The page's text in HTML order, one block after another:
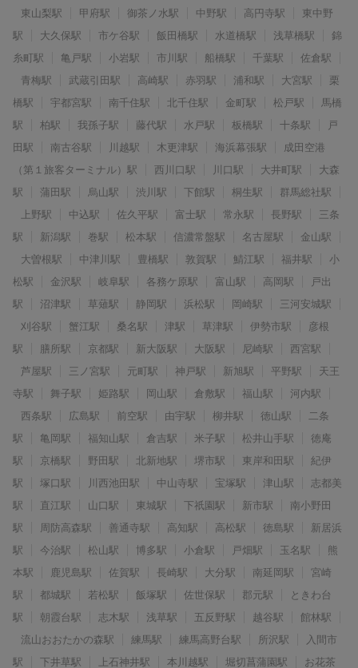
東山梨駅
甲府駅 御茶ノ水駅 中野駅 高円寺駅
東中野
駅
大久保駅 市ケ谷駅 飯田橋駅 水道橋駅 浅草橋駅
錦
糸町駅
亀戸駅 小岩駅 市川駅 船橋駅 千葉駅
佐倉駅
青梅駅
武蔵引田駅 高崎駅 赤羽駅 浦和駅 大宮駅
栗
橋駅
宇都宮駅 南千住駅 北千住駅 金町駅 松戸駅
馬橋
駅
柏駅 我孫子駅 藤代駅 水戸駅 板橋駅 十条駅
戸
田駅
南古谷駅 川越駅 木更津駅 海浜幕張駅
成田空港
（第１旅客ターミナル）駅
西川口駅 川口駅 大井町駅
大森
駅
蒲田駅 烏山駅 渋川駅 下館駅 桐生駅
群馬総社駅
上野駅
中込駅 佐久平駅 富士駅 常永駅 長野駅
三条
駅
新潟駅 巻駅 松本駅 信濃常盤駅 名古屋駅
金山駅
大曽根駅
中津川駅 豊橋駅 敦賀駅 鯖江駅 福井駅
小
松駅
金沢駅 岐阜駅 各務ケ原駅 富山駅 高岡駅
戸出
駅
沼津駅 草薙駅 静岡駅 浜松駅 岡崎駅
三河安城駅
刈谷駅
蟹江駅 桑名駅 津駅 草津駅 伊勢市駅
彦根
駅
膳所駅 京都駅 新大阪駅 大阪駅 尼崎駅
西宮駅
芦屋駅
三ノ宮駅 元町駅 神戸駅 新旭駅 平野駅
天王
寺駅
舞子駅 姫路駅 岡山駅 倉敷駅 福山駅
河内駅
西条駅
広島駅 前空駅 由宇駅 柳井駅 徳山駅
二条
駅
亀岡駅 福知山駅 倉吉駅 米子駅 松井山手駅
徳庵
駅
京橋駅 野田駅 北新地駅 堺市駅 東岸和田駅
紀伊
駅
塚口駅 川西池田駅 中山寺駅 宝塚駅 津山駅
志都美
駅
直江駅 山口駅 東城駅 下祇園駅 新市駅
南小野田
駅
周防高森駅 善通寺駅 高知駅 高松駅 徳島駅
新居浜
駅
今治駅 松山駅 博多駅 小倉駅 戸畑駅 玉名駅
熊
本駅
鹿児島駅 佐賀駅 長崎駅 大分駅 南延岡駅
宮崎
駅
都城駅 若松駅 飯塚駅 佐世保駅 郡元駅
ときわ台
駅
朝霞台駅 志木駅 浅草駅 五反野駅 越谷駅
館林駅
流山おおたかの森駅
練馬駅 練馬高野台駅 所沢駅
入間市
駅
下井草駅 上石神井駅 本川越駅 堀切菖蒲園駅 お花茶